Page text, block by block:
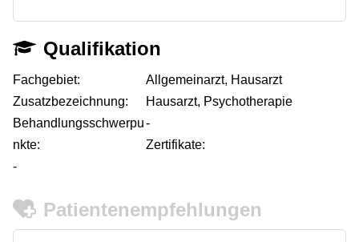
Qualifikation
Fachgebiet:
Allgemeinarzt, Hausarzt
Zusatzbezeichnung:
Hausarzt, Psychotherapie
Behandlungsschwerpu
nkte:
-
Zertifikate:
-
Patientenempfehlungen